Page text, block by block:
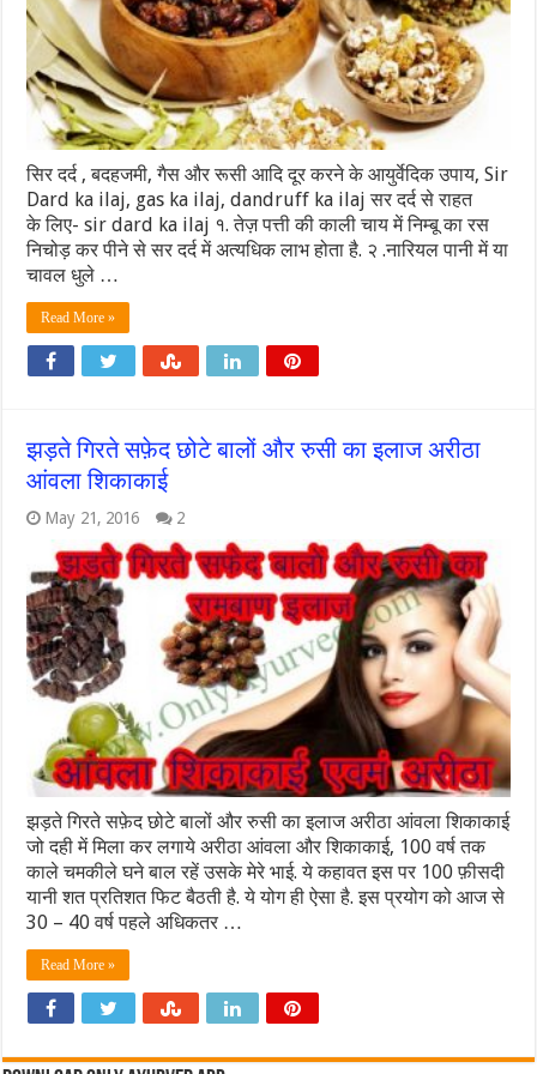
सिर दर्द , बदहजमी, गैस और रूसी आदि दूर करने के आयुर्वेदिक उपाय, Sir
Dard ka ilaj, gas ka ilaj, dandruff ka ilaj सर दर्द से राहत
के लिए- sir dard ka ilaj १. तेज़ पत्ती की काली चाय में निम्बू का रस
निचोड़ कर पीने से सर दर्द में अत्यधिक लाभ होता है. २ .नारियल पानी में या
चावल धुले …
Read More »
झड़ते गिरते सफ़ेद छोटे बालों और रुसी का इलाज अरीठा
आंवला शिकाकाई
May 21, 2016 2
झड़ते गिरते सफ़ेद छोटे बालों और रुसी का इलाज अरीठा आंवला शिकाकाई
जो दही में मिला कर लगाये अरीठा आंवला और शिकाकाई, 100 वर्ष तक
काले चमकीले घने बाल रहें उसके मेरे भाई. ये कहावत इस पर 100 फ़ीसदी
यानी शत प्रतिशत फिट बैठती है. ये योग ही ऐसा है. इस प्रयोग को आज से
30 – 40 वर्ष पहले अधिकतर …
Read More »